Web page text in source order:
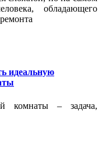
обладающего
идеальную
комнаты – задача,